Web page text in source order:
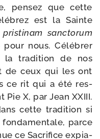
pen­sez que cette
est la Sainte
sanc­to­rum
nous. Célébrer
la tra­di­tion de nos
de ceux qui les ont
ce rit qui a été res­
Pie X, par Jean XXIII.
cette tra­di­tion si
parce
ce Sacrifice expia­